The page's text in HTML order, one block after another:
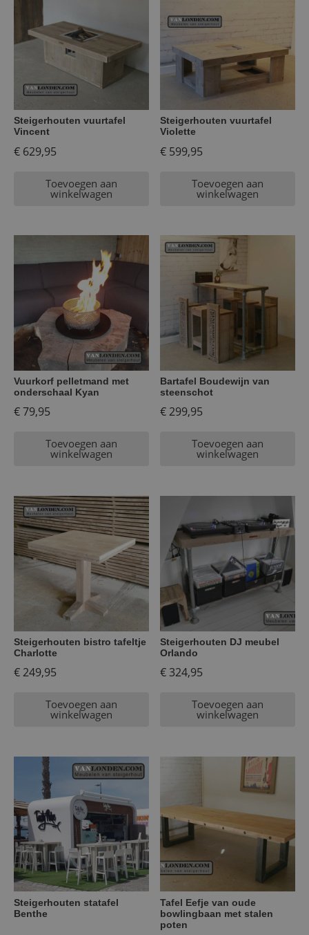
Steigerhouten vuurtafel
Vincent
€ 629,95
Toevoegen aan
winkelwagen
Steigerhouten vuurtafel
Violette
€ 599,95
Toevoegen aan
winkelwagen
Vuurkorf pelletmand met
onderschaal Kyan
€79,95
Toevoegen aan
winkelwagen
Bartafel Boudewijn van
steenschot
€299,95
Toevoegen aan
winkelwagen
Steigerhouten bistro tafeltje
Charlotte
€249,95
Toevoegen aan
winkelwagen
Steigerhouten DJ meubel
Orlando
€324,95
Toevoegen aan
winkelwagen
Steigerhouten statafel
Benthe
Tafel Eefje van oude
bowlingbaan met stalen
poten